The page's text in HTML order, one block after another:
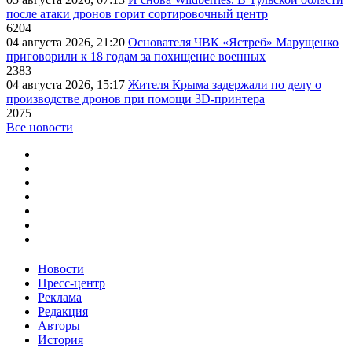
после атаки дронов горит сортировочный центр
6204
04 августа 2026, 21:20 Основателя ЧВК «Ястреб» Марущенко
приговорили к 18 годам за похищение военных
2383
04 августа 2026, 15:17 Жителя Крыма задержали по делу о
производстве дронов при помощи 3D‑принтера
2075
Все новости
Новости
Пресс-центр
Реклама
Редакция
Авторы
История